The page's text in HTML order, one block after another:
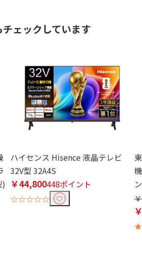
ェックしています
)
ハイセンス Hisence 液晶テレビ
32V型 32A4S
￥44,800448ポイント
☆☆☆☆☆